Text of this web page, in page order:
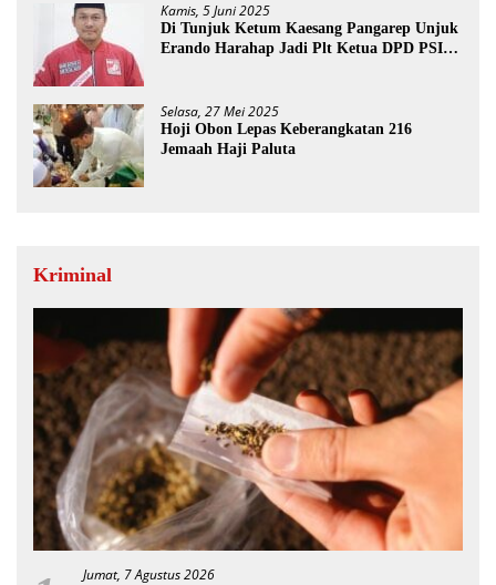
Kamis, 5 Juni 2025
Di Tunjuk Ketum Kaesang Pangarep Unjuk
Erando Harahap Jadi Plt Ketua DPD PSI
Selasa, 27 Mei 2025
Hoji Obon Lepas Keberangkatan 216
Jemaah Haji Paluta
Kriminal
Jumat, 7 Agustus 2026